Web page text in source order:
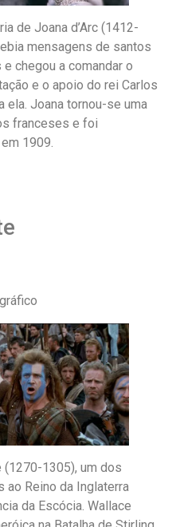
de Joana d’Arc (1412-
mensagens de santos
chegou a comandar o
e o apoio do rei Carlos
ela. Joana tornou-se uma
franceses e foi
1909.
(1270-1305), um dos
Reino da Inglaterra
da Escócia. Wallace